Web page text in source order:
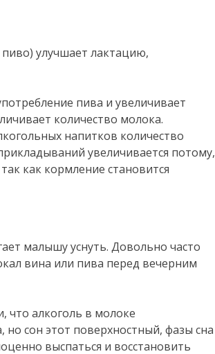
улучшает лактацию,
пива и увеличивает
количество молока.
напитков количество
увеличивается потому,
как кормление становится
малышу уснуть. Довольно часто
вина или пива перед вечерним
что алкоголь в молоке
сон этот поверхностный, фазы сна
выспаться и восстановить